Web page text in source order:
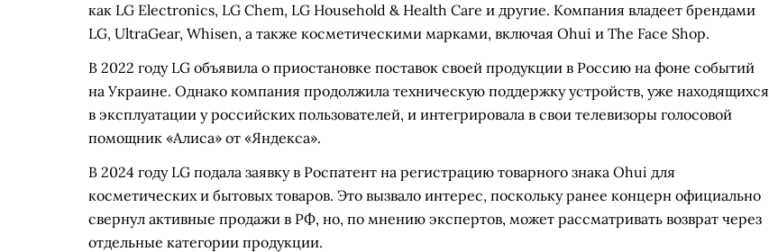
как LG Electronics, LG Chem, LG Household & Health Care и другие. Компания владеет брендами
LG, UltraGear, Whisen, а также косметическими марками, включая Ohui и The Face Shop.
В 2022 году LG объявила о приостановке поставок своей продукции в Россию на фоне событий
на Украине. Однако компания продолжила техническую поддержку устройств, уже находящихся
в эксплуатации у российских пользователей, и интегрировала в свои телевизоры голосовой
помощник «Алиса» от «Яндекса».
В 2024 году LG подала заявку в Роспатент на регистрацию товарного знака Ohui для
косметических и бытовых товаров. Это вызвало интерес, поскольку ранее концерн официально
свернул активные продажи в РФ, но, по мнению экспертов, может рассматривать возврат через
отдельные категории продукции.